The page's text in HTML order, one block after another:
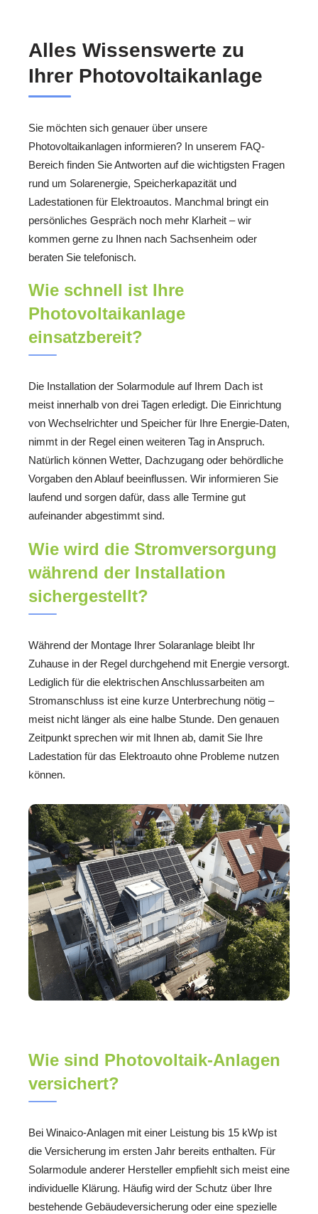
Alles Wissenswerte zu
Ihrer Photovoltaikanlage
Sie möchten sich genauer über unsere
Photovoltaikanlagen informieren? In unserem FAQ-
Bereich finden Sie Antworten auf die wichtigsten Fragen
rund um Solarenergie, Speicherkapazität und
Ladestationen für Elektroautos. Manchmal bringt ein
persönliches Gespräch noch mehr Klarheit – wir
kommen gerne zu Ihnen nach Sachsenheim oder
beraten Sie telefonisch.
Wie schnell ist Ihre
Photovoltaikanlage
einsatzbereit?
Die Installation der Solarmodule auf Ihrem Dach ist
meist innerhalb von drei Tagen erledigt. Die Einrichtung
von Wechselrichter und Speicher für Ihre Energie-Daten,
nimmt in der Regel einen weiteren Tag in Anspruch.
Natürlich können Wetter, Dachzugang oder behördliche
Vorgaben den Ablauf beeinflussen. Wir informieren Sie
laufend und sorgen dafür, dass alle Termine gut
aufeinander abgestimmt sind.
Wie wird die Stromversorgung
während der Installation
sichergestellt?
Während der Montage Ihrer Solaranlage bleibt Ihr
Zuhause in der Regel durchgehend mit Energie versorgt.
Lediglich für die elektrischen Anschlussarbeiten am
Stromanschluss ist eine kurze Unterbrechung nötig –
meist nicht länger als eine halbe Stunde. Den genauen
Zeitpunkt sprechen wir mit Ihnen ab, damit Sie Ihre
Ladestation für das Elektroauto ohne Probleme nutzen
können.
Wie sind Photovoltaik-Anlagen
versichert?
Bei Winaico-Anlagen mit einer Leistung bis 15 kWp ist
die Versicherung im ersten Jahr bereits enthalten. Für
Solarmodule anderer Hersteller empfiehlt sich meist eine
individuelle Klärung. Häufig wird der Schutz über Ihre
bestehende Gebäudeversicherung oder eine spezielle